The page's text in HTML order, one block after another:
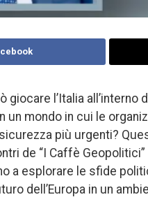
l’Italia all’interno
un mondo in cui le
più urgenti?
de “I Caffè
a esplorare le sfide
dell’Europa in un